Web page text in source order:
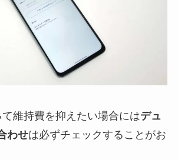
維持費を抑えたい場合にはデュ
わせは必ずチェックすることがお